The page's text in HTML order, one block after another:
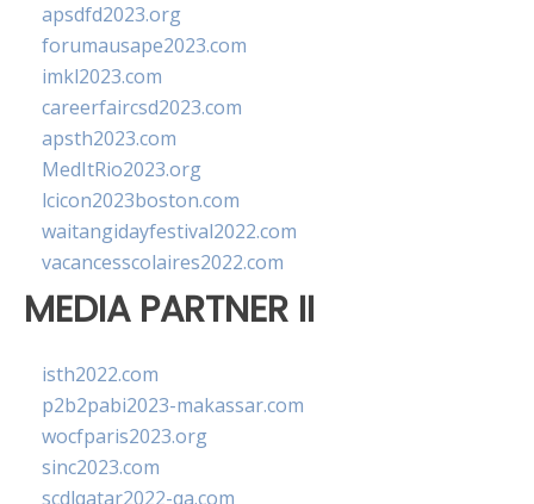
apsdfd2023.org
forumausape2023.com
imkl2023.com
careerfaircsd2023.com
apsth2023.com
MedItRio2023.org
lcicon2023boston.com
waitangidayfestival2022.com
vacancesscolaires2022.com
MEDIA PARTNER II
isth2022.com
p2b2pabi2023-makassar.com
wocfparis2023.org
sinc2023.com
scdlqatar2022-qa.com